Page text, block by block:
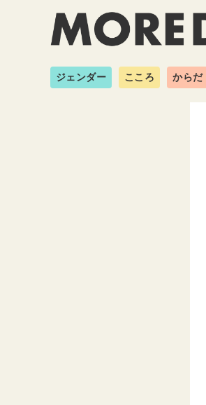
ジェンダー こころ からだ